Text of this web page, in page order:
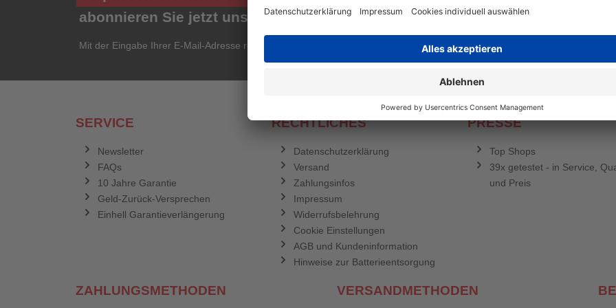
abonnieren Sie jetzt unseren kostenlosen Newsletter!
Mit der Eingabe Ihrer E-Mail-Adresse registrieren Sie sich für den Druckerzubehör.de-Newsletter. Weitere Informationen
SERVICE
Newsletter
FAQs
10 Jahre Garantie
Geld-Zurück-Versprechen
Einhell Garantieverlängerung
RECHTLICHES
Datenschutzerklärung
Versand
Zahlungsinfos
Impressum
Widerrufsbelehrung
Cookie Einstellungen
AGB und Kundeninformation
Hinweise zur Batterieentsorgung
PRESSE
Top Shops
39x getestet - in Service,
und Preis
ZAHLUNGSMETHODEN VERSANDMETHODEN